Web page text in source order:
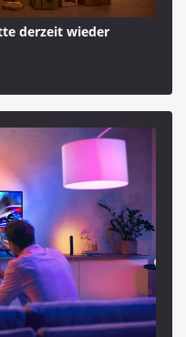
derzeit wieder